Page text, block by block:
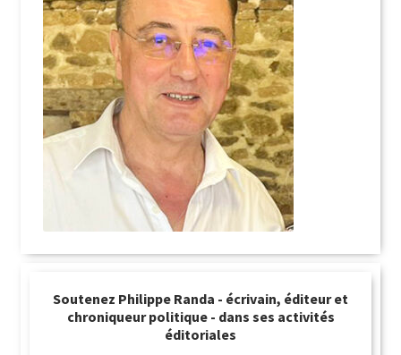
Soutenez Philippe Randa - écrivain, éditeur et
chroniqueur politique - dans ses activités
éditoriales